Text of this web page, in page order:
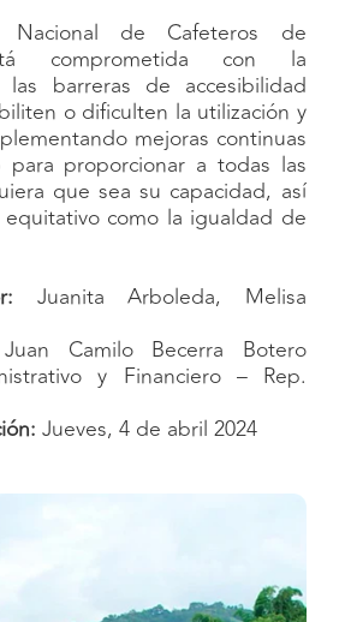
Nacional de Cafeteros de
comprometida con la
barreras de accesibilidad
o dificulten la utilización y
mejoras continuas
proporcionar a todas las
que sea su capacidad, así
como la igualdad de
Juanita Arboleda, Melisa
Juan Camilo Becerra Botero
y Financiero – Rep.
Jueves, 4 de abril 2024